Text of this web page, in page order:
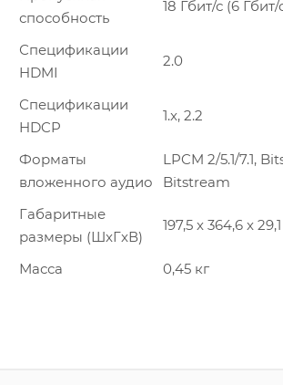
способность
18 Гбит/с (6
Спецификации
HDMI
2.0
Спецификации
HDCP
1.x, 2.2
Форматы
вложенного аудио
LPCM 2/5.1/7.1,
Bitstream
Габаритные
размеры (ШxГxВ)
197,5 x 364,6 x
Масса 0,45 кг